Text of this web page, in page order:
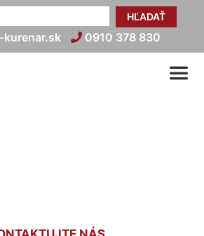
HĽADAŤ
kurenar.sk 0910 378 830